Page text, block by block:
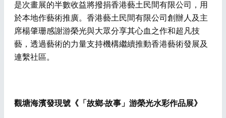
是次畫展的半數收益將撥捐香港藝土民間有限公司，用
於本地作藝術推廣。香港藝土民間有限公司創辦人及主
席楊肇珊感謝游榮光與大眾分享其心血之作和超凡技
藝，透過藝術的力量支持機構繼續推動香港藝術發展及
連繫社區。
觀塘海濱發現號《「故鄉‧故事」游榮光水彩作品展》